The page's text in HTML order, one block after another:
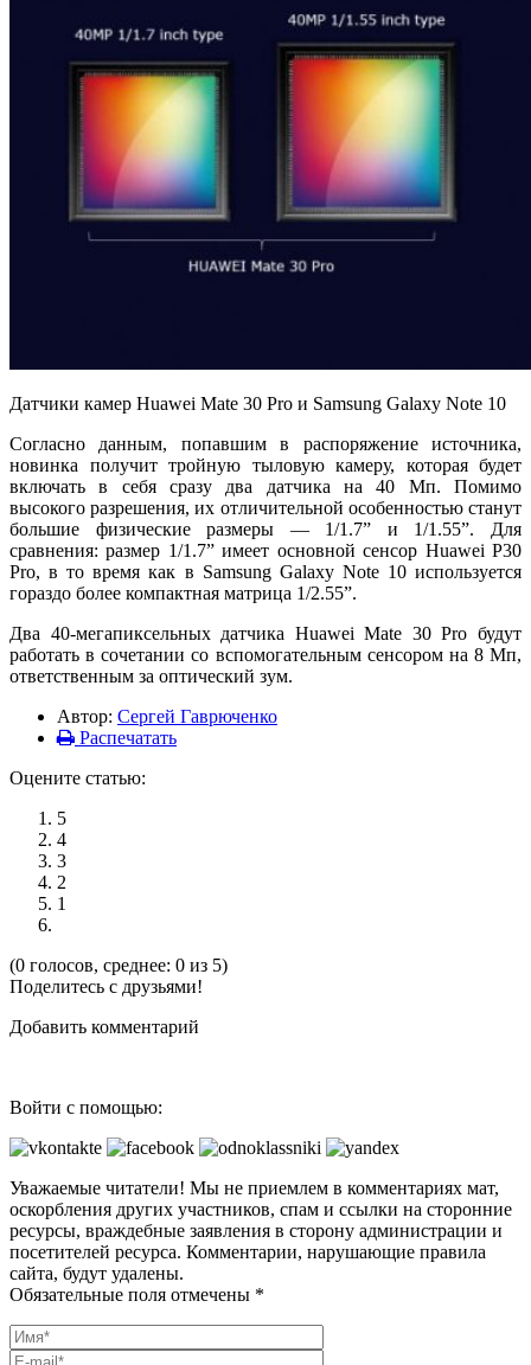
Датчики камер Huawei Mate 30 Pro и Samsung Galaxy Note 10
Согласно данным, попавшим в распоряжение источника,
новинка получит тройную тыловую камеру, которая будет
включать в себя сразу два датчика на 40 Мп. Помимо
высокого разрешения, их отличительной особенностью станут
большие физические размеры — 1/1.7” и 1/1.55”. Для
сравнения: размер 1/1.7” имеет основной сенсор Huawei P30
Pro, в то время как в Samsung Galaxy Note 10 используется
гораздо более компактная матрица 1/2.55”.
Два 40-мегапиксельных датчика Huawei Mate 30 Pro будут
работать в сочетании со вспомогательным сенсором на 8 Мп,
ответственным за оптический зум.
Автор: Сергей Гаврюченко
Распечатать
Оцените статью:
5
4
3
2
1
(0 голосов, среднее: 0 из 5)
Поделитесь с друзьями!
Добавить комментарий
Войти с помощью:
Уважаемые читатели! Мы не приемлем в комментариях мат,
оскорбления других участников, спам и ссылки на сторонние
ресурсы, враждебные заявления в сторону администрации и
посетителей ресурса. Комментарии, нарушающие правила
сайта, будут удалены.
Обязательные поля отмечены *